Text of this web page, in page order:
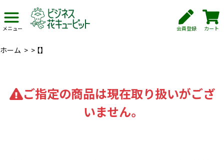
メニュー 会員登録 カート
ホーム > > 【】
ご指定の商品は現在取り扱いがござ
いません。